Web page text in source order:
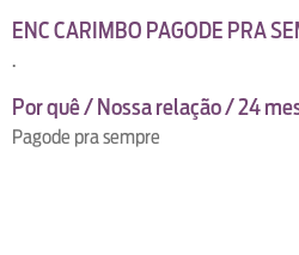
ENC CARIMBO PAGODE PRA
.
Por quê / Nossa relação / 24
Pagode pra sempre